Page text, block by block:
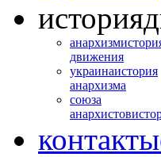
история
анархизм
движения
украинаистория
анархизма
союза
анархистов
контакты